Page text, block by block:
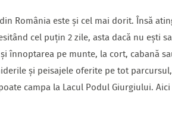
România este și cel mai dorit. Însă
cel puțin 2 zile, asta dacă nu ești
înnoptarea pe munte, la cort, cabană
și peisajele oferite pe tot
campa la Lacul Podul Giurgiului.